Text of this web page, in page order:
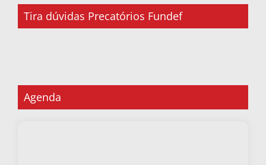
Tira dúvidas Precatórios Fundef
Agenda